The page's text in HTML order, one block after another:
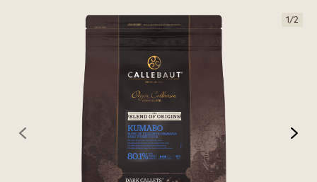
1/2
previous